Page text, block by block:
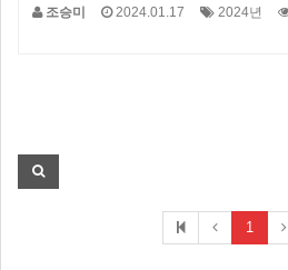
조승미 2024.01.17 2024년
1